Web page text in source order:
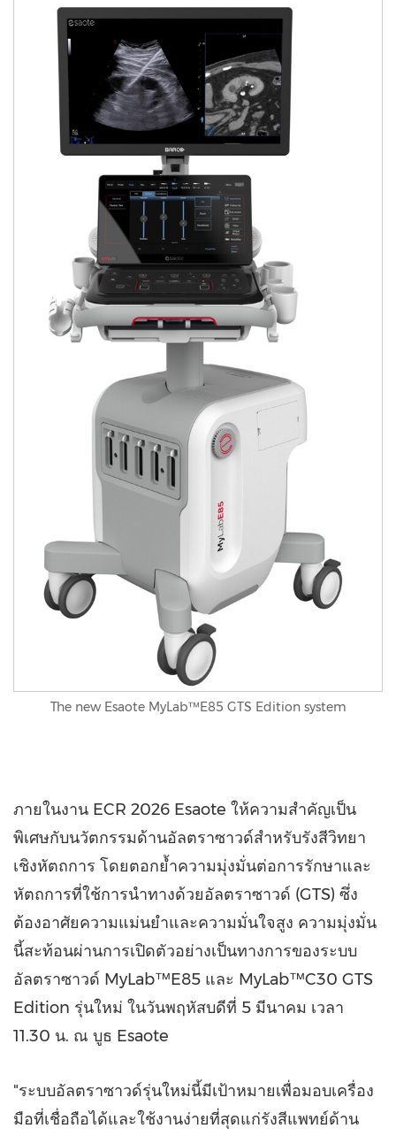
The new Esaote MyLab™E85 GTS Edition system
ภายในงาน ECR 2026 Esaote ให้ความสำคัญเป็น
พิเศษกับนวัตกรรมด้านอัลตราซาวด์สำหรับรังสีวิทยา
เชิงหัตถการ โดยตอกย้ำความมุ่งมั่นต่อการรักษาและ
หัตถการที่ใช้การนำทางด้วยอัลตราซาวด์ (GTS) ซึ่ง
ต้องอาศัยความแม่นยำและความมั่นใจสูง ความมุ่งมั่น
นี้สะท้อนผ่านการเปิดตัวอย่างเป็นทางการของระบบ
อัลตราซาวด์ MyLab™E85 และ MyLab™C30 GTS
Edition รุ่นใหม่ ในวันพฤหัสบดีที่ 5 มีนาคม เวลา
11.30 น. ณ บูธ Esaote
"ระบบอัลตราซาวด์รุ่นใหม่นี้มีเป้าหมายเพื่อมอบเครื่อง
มือที่เชื่อถือได้และใช้งานง่ายที่สุดแก่รังสีแพทย์ด้าน